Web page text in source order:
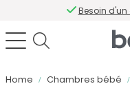
Besoin d'un
Home Chambres bébé